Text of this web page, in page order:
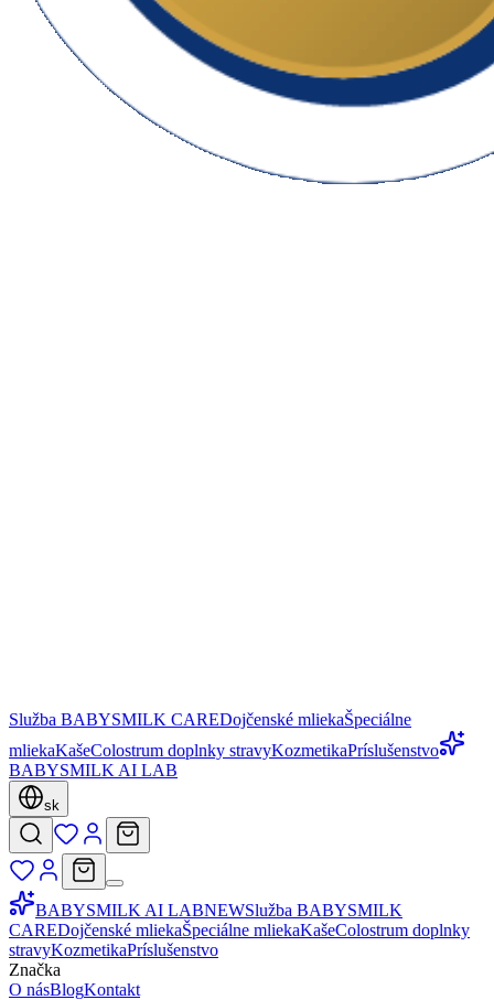
Služba BABYSMILK CAREDojčenské mliekaŠpeciálne
mliekaKašeColostrum doplnky stravyKozmetikaPríslušenstvo
BABYSMILK AI LAB
sk
BABYSMILK AI LABNEWSlužba BABYSMILK
CAREDojčenské mliekaŠpeciálne mliekaKašeColostrum doplnky
stravyKozmetikaPríslušenstvo
Značka
O násBlogKontakt